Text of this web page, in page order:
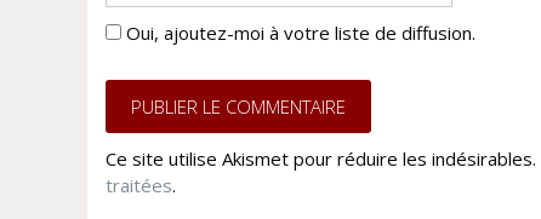
Oui, ajoutez-moi à votre liste de diffusion.
Ce site utilise Akismet pour réduire les indésirables.
traitées.